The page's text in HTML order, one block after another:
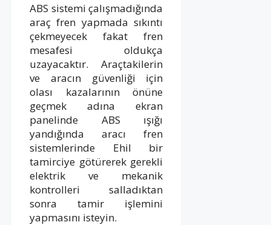
ABS sistemi çalışmadığında
araç fren yapmada sıkıntı
çekmeyecek fakat fren
mesafesi oldukça
uzayacaktır. Araçtakilerin
ve aracın güvenliği için
olası kazalarının önüne
geçmek adına ekran
panelinde ABS ışığı
yandığında aracı fren
sistemlerinde Ehil bir
tamirciye götürerek gerekli
elektrik ve mekanik
kontrolleri salladıktan
sonra tamir işlemini
yapmasını isteyin.